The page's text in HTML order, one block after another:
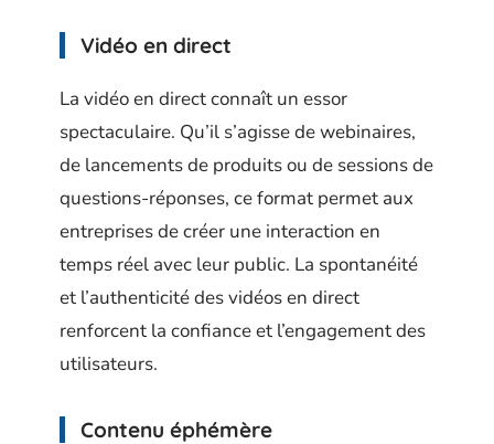
Vidéo en direct
La vidéo en direct connaît un essor
spectaculaire. Qu’il s’agisse de webinaires,
de lancements de produits ou de sessions de
questions-réponses, ce format permet aux
entreprises de créer une interaction en
temps réel avec leur public. La spontanéité
et l’authenticité des vidéos en direct
renforcent la confiance et l’engagement des
utilisateurs.
Contenu éphémère